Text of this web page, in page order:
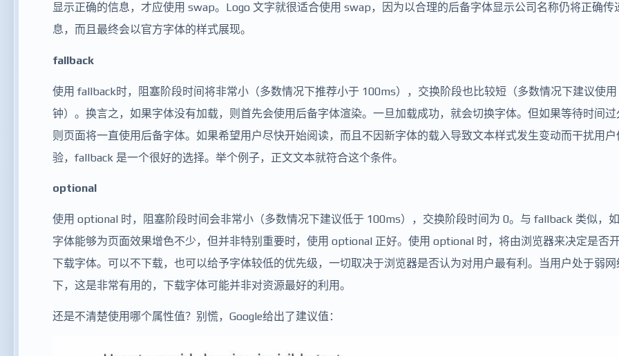
显示正确的信息，才应使用 swap。Logo 文字就很适合使用 swap，因为以合理的后备字体显示公司名称仍将正确传
息，而且最终会以官方字体的样式展现。
fallback
使用 fallback时，阻塞阶段时间将非常小（多数情况下推荐小于 100ms），交换阶段也比较短（多数情况下建议使用
钟）。换言之，如果字体没有加载，则首先会使用后备字体渲染。一旦加载成功，就会切换字体。但如果等待时间过
则页面将一直使用后备字体。如果希望用户尽快开始阅读，而且不因新字体的载入导致文本样式发生变动而干扰用户
验，fallback 是一个很好的选择。举个例子，正文文本就符合这个条件。
optional
使用 optional 时，阻塞阶段时间会非常小（多数情况下建议低于 100ms），交换阶段时间为 0。与 fallback 类似，
字体能够为页面效果增色不少，但并非特别重要时，使用 optional 正好。使用 optional 时，将由浏览器来决定是否
下载字体。可以不下载，也可以给予字体较低的优先级，一切取决于浏览器是否认为对用户最有利。当用户处于弱网
下，这是非常有用的，下载字体可能并非对资源最好的利用。
还是不清楚使用哪个属性值？别慌，Google给出了建议值：